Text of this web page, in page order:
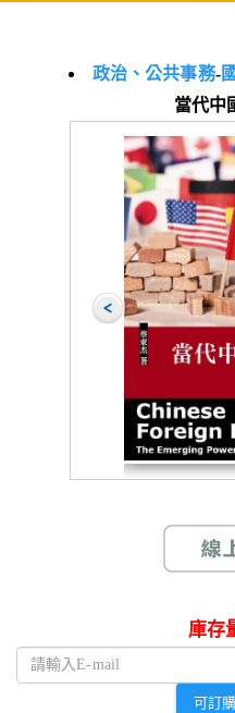
政治、公共事務-
當代中
庫存
可訂